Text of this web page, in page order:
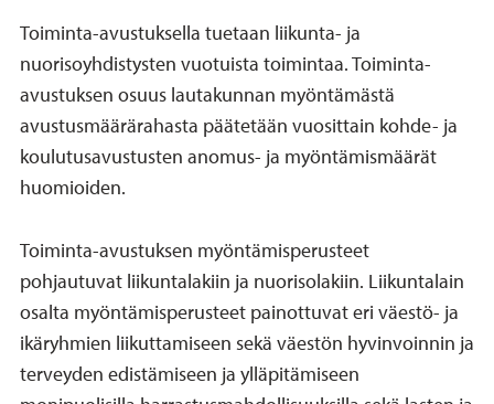
Toiminta-avustuksella tuetaan liikunta- ja
nuorisoyhdistysten vuotuista toimintaa. Toiminta-
avustuksen osuus lautakunnan myöntämästä
avustusmäärärahasta päätetään vuosittain kohde- ja
koulutusavustusten anomus- ja myöntämismäärät
huomioiden.
Toiminta-avustuksen myöntämisperusteet
pohjautuvat liikuntalakiin ja nuorisolakiin. Liikuntalain
osalta myöntämisperusteet painottuvat eri väestö- ja
ikäryhmien liikuttamiseen sekä väestön hyvinvoinnin ja
terveyden edistämiseen ja ylläpitämiseen